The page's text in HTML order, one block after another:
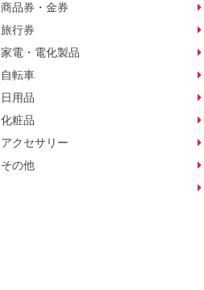
商品券・金券
旅行券
家電・電化製品
自転車
日用品
化粧品
アクセサリー
その他